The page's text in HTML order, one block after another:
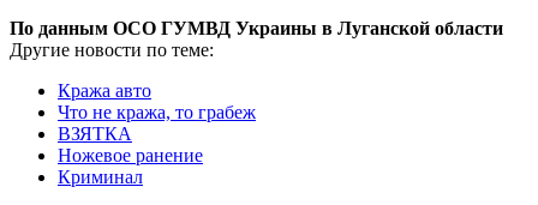
По данным ОСО ГУМВД Украины в Луганской области
Другие новости по теме:
Кража авто
Что не кража, то грабеж
ВЗЯТКА
Ножевое ранение
Криминал